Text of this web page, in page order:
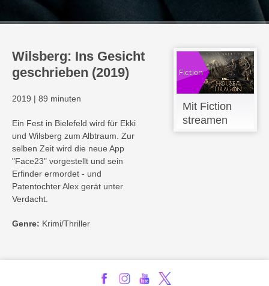
Wilsberg: Ins Gesicht
geschrieben (2019)
2019 | 89 minuten
Ein Fest in Bielefeld wird für Ekki
und Wilsberg zum Albtraum. Zur
selben Zeit wird die neue App
"Face23" vorgestellt und sein
Erfinder ermordet - und
Patentochter Alex gerät unter
Verdacht.
Genre: Krimi/Thriller
Mit Fiction
streamen